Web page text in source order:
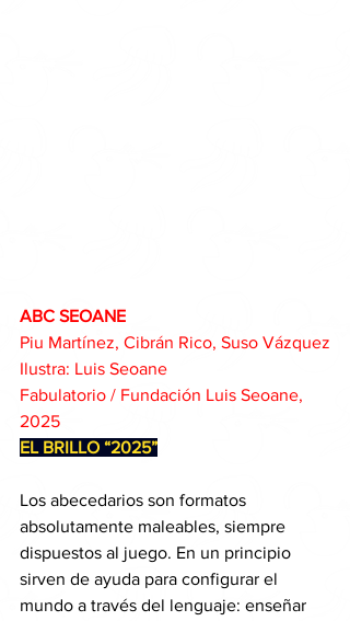
ABC SEOANE
Piu Martínez, Cibrán Rico, Suso Vázquez
Ilustra: Luis Seoane
Fabulatorio / Fundación Luis Seoane,
2025
EL BRILLO “2025”
Los abecedarios son formatos
absolutamente maleables, siempre
dispuestos al juego. En un principio
sirven de ayuda para configurar el
mundo a través del lenguaje: enseñar